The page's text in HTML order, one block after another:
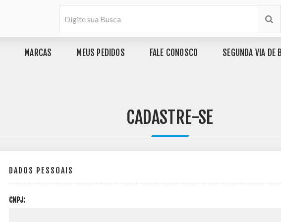
MARCAS MEUS PEDIDOS FALE CONOSCO SEGUNDA VIA DE
CADASTRE-SE
DADOS PESSOAIS
CNPJ: